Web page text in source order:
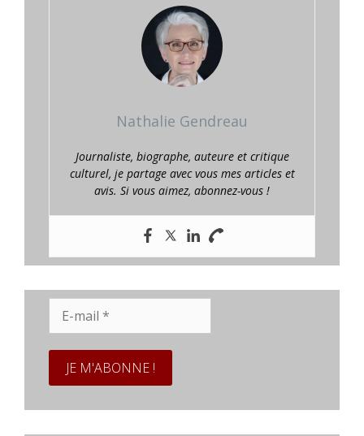
Nathalie Gendreau
Journaliste, biographe, auteure et critique
culturel, je partage avec vous mes articles et
avis. Si vous aimez, abonnez-vous !
mail